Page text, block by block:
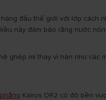
đầu thế giới với lớp
này đảm bảo rằng nước
ghép mí thay vì hàn như
Kairos DR2 có độ bền